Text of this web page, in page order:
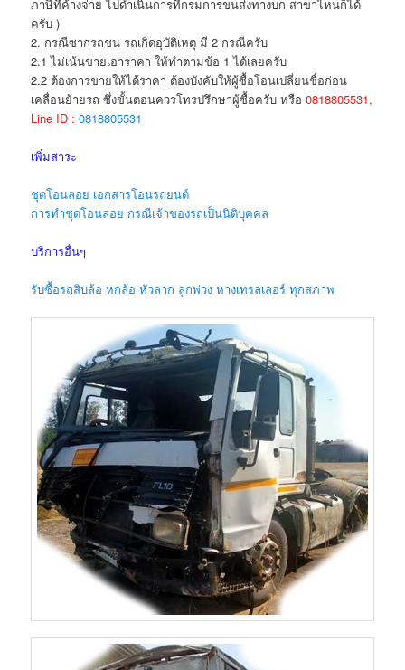
ภาษีที่ค้างจ่าย ไปดำเนินการที่กรมการขนส่งทางบก สาขาไหนก็ได้
ครับ )
2. กรณีซากรถชน รถเกิดอุบัติเหตุ มี 2 กรณีครับ
2.1 ไม่เน้นขายเอาราคา ให้ทำตามข้อ 1 ได้เลยครับ
2.2 ต้องการขายให้ได้ราคา ต้องบังคับให้ผู้ซื้อโอนเปลี่ยนชื่อก่อน
เคลื่อนย้ายรถ ซึ่งขั้นตอนควรโทรปรึกษาผู้ซื้อครับ หรือ0818805531,
Line ID :0818805531
เพิ่มสาระ
ชุดโอนลอย เอกสารโอนรถยนต์
การทำชุดโอนลอย กรณีเจ้าของรถเป็นนิติบุคคล
บริการอื่นๆ
รับซื้อรถสิบล้อ หกล้อ หัวลาก ลูกพ่วง หางเทรลเลอร์ ทุกสภาพ